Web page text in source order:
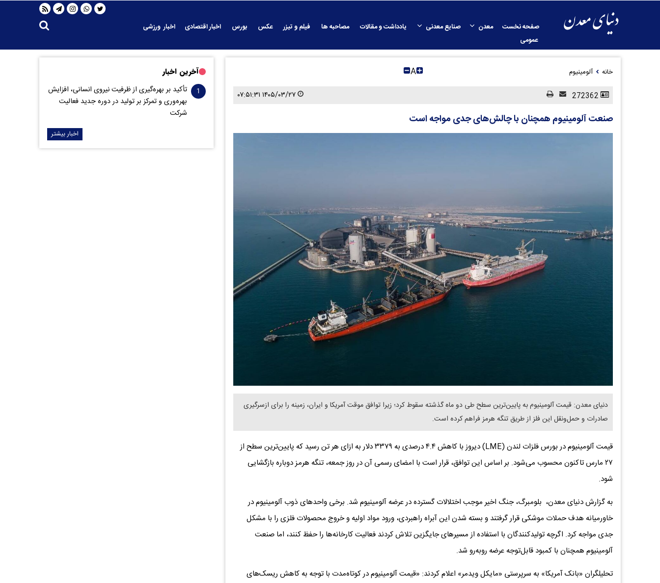
صفحه نخست معدن صنایع معدنی یادداشت و مقالات مصاحبه ها فیلم و تیزر عکس بورس اخبار اقتصادی
اخبار ورزشی
عمومی
خانه آلومینیوم A
۱۴۰۵/۰۳/۲۷ ۰۷:۵۱:۳۱
صنعت آلومینیوم همچنان با چالش‌های جدی مواجه است
دنیای معدن: قیمت آلومینیوم به پایین‌ترین سطح طی دو ماه گذشته سقوط کرد؛ زیرا توافق موقت آمریکا و ایران، زمینه را برای ازسرگیری
صادرات و حمل‌ونقل این فلز از طریق تنگه هرمز فراهم کرده است.
قیمت آلومینیوم در بورس فلزات لندن (LME) دیروز با کاهش ۴.۴ درصدی به ۳۳۷۹ دلار به ازای هر تن رسید که پایین‌ترین سطح از
۲۷ مارس تاکنون محسوب می‌شود. بر اساس این توافق، قرار است با امضای رسمی آن در روز جمعه، تنگه هرمز دوباره بازگشایی
شود.
به گزارش دنیای معدن، بلومبرگ، جنگ اخیر موجب اختلالات گسترده در عرضه آلومینیوم شد. برخی واحدهای ذوب آلومینیوم در
خاورمیانه هدف حملات موشکی قرار گرفتند و بسته شدن این آبراه راهبردی، ورود مواد اولیه و خروج محصولات فلزی را با مشکل
جدی مواجه کرد. اگرچه تولیدکنندگان با استفاده از مسیرهای جایگزین تلاش کردند فعالیت کارخانه‌ها را حفظ کنند، اما صنعت
آلومینیوم همچنان با کمبود قابل‌توجه عرضه روبه‌رو شد.
تحلیلگران «بانک آمریکا» به سرپرستی «مایکل ویدمر» اعلام کردند: «قیمت آلومینیوم در کوتاه‌مدت با توجه به کاهش ریسک‌های
آخرین اخبار
تأکید بر بهره‌گیری از ظرفیت نیروی انسانی، افزایش
بهره‌وری و تمرکز بر تولید در دوره جدید فعالیت
شرکت
اخبار بیشتر